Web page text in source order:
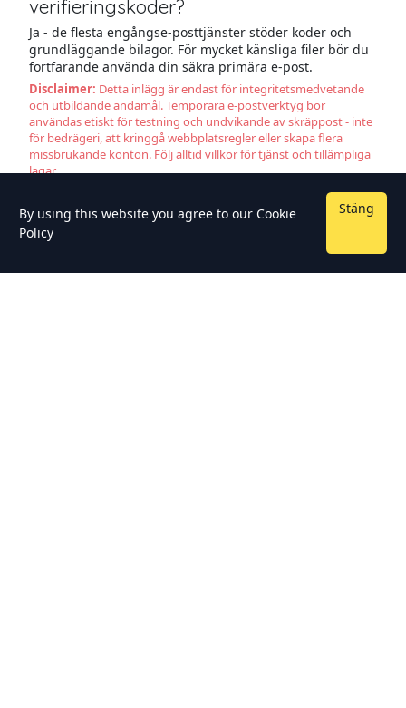
verifieringskoder?
Ja - de flesta engångse-posttjänster stöder koder och
grundläggande bilagor. För mycket känsliga filer bör du
fortfarande använda din säkra primära e-post.
Disclaimer: Detta inlägg är endast för integritetsmedvetande
och utbildande ändamål. Temporära e-postverktyg bör
användas etiskt för testning och undvikande av skräppost - inte
för bedrägeri, att kringgå webbplatsregler eller skapa flera
missbrukande konton. Följ alltid villkor för tjänst och tillämpliga
lagar.
By using this website you agree to our Cookie
Policy
Stäng